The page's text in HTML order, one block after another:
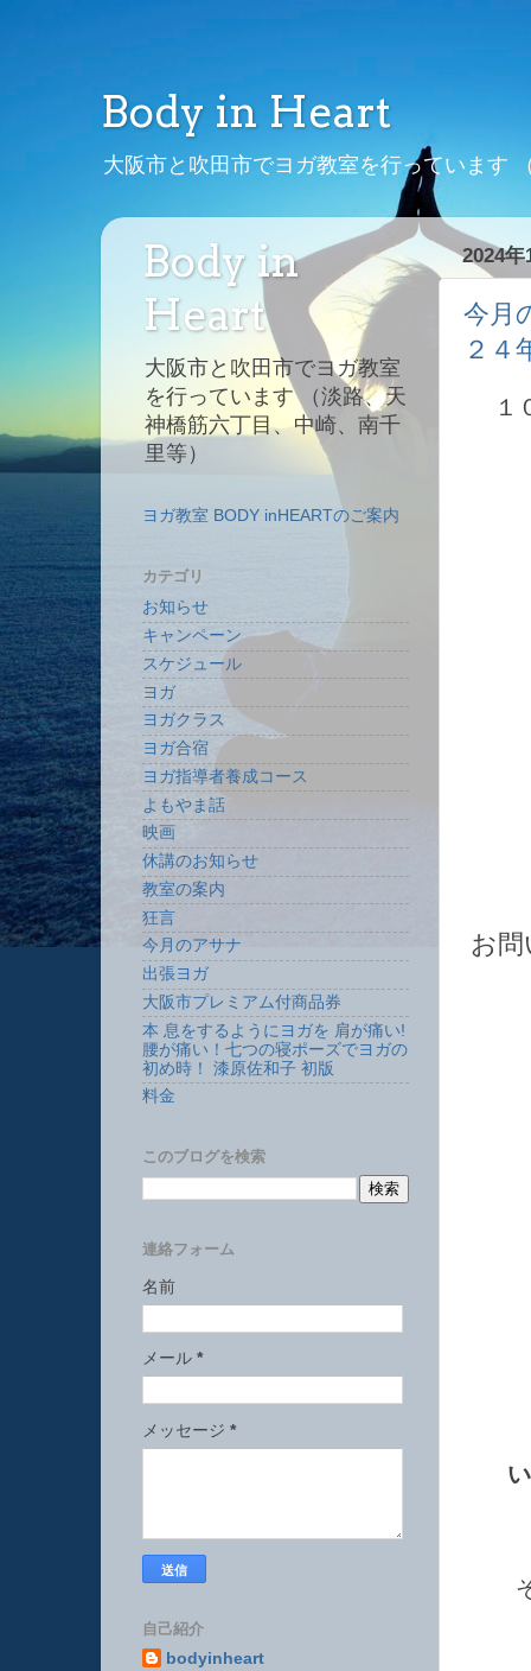
Body in Heart
大阪市と吹田市でヨガ教室を行っています
2024年
今月
２４
１
お
Body in
Heart
大阪市と吹田市でヨガ教室
を行っています （淡路、天
神橋筋六丁目、中崎、南千
里等）
ヨガ教室 BODY inHEARTのご案内
カテゴリ
お知らせ
キャンペーン
スケジュール
ヨガ
ヨガクラス
ヨガ合宿
ヨガ指導者養成コース
よもやま話
映画
休講のお知らせ
教室の案内
狂言
今月のアサナ
出張ヨガ
大阪市プレミアム付商品券
本 息をするようにヨガを 肩が痛い!
腰が痛い！七つの寝ポーズでヨガの
初め時！ 漆原佐和子 初版
料金
このブログを検索
連絡フォーム
名前
メール *
メッセージ *
自己紹介
bodyinheart